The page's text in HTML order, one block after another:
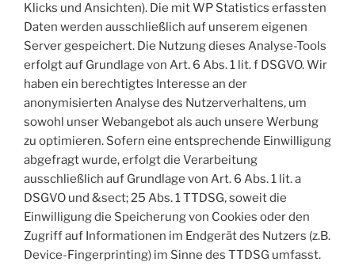
Klicks und Ansichten). Die mit WP Statistics erfassten
Daten werden ausschließlich auf unserem eigenen
Server gespeichert. Die Nutzung dieses Analyse-Tools
erfolgt auf Grundlage von Art. 6 Abs. 1 lit. f DSGVO. Wir
haben ein berechtigtes Interesse an der
anonymisierten Analyse des Nutzerverhaltens, um
sowohl unser Webangebot als auch unsere Werbung
zu optimieren. Sofern eine entsprechende Einwilligung
abgefragt wurde, erfolgt die Verarbeitung
ausschließlich auf Grundlage von Art. 6 Abs. 1 lit. a
DSGVO und &sect; 25 Abs. 1 TTDSG, soweit die
Einwilligung die Speicherung von Cookies oder den
Zugriff auf Informationen im Endgerät des Nutzers (z.B.
Device-Fingerprinting) im Sinne des TTDSG umfasst.